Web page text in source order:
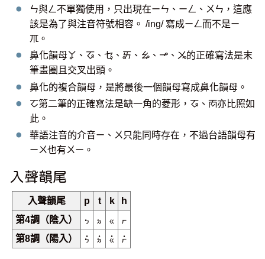
ㄣ與ㄥ不單獨使用，只出現在ㄧㄣ、ㄧㄥ、ㄨㄣ，這應
該是為了與注音符號相容。 /ing/ 寫成ㄧㄥ而不是ㄧ
ㆭ。
鼻化韻母ㆩ、ㆧ、ㆥ、ㆮ、ㆯ、ㆪ、ㆫ的正確寫法是末
筆畫圈且交叉出頭。
鼻化的複合韻母，是將最後一個韻母寫成鼻化韻母。
ㆦ第二筆的正確寫法是缺一角的菱形，ㆧ、ㆱ亦比照如
此。
華語注音的介音ㄧ、ㄨ只能同時存在，不過台語韻母有
ㄧㄨ也有ㄨㄧ。
入聲韻尾
入聲韻尾 p t k
h
第4調（陰入）
ㆴ ㆵ ㆻ
ㆷ
第8調（陽入）
ㆴ˙ ㆵ˙ ㆻ˙ ㆷ˙